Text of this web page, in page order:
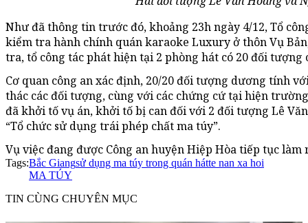
Như đã thông tin trước đó, khoảng 23h ngày 4/12, Tổ
kiểm tra hành chính quán karaoke Luxury ở thôn Vụ
tra, tổ công tác phát hiện tại 2 phòng hát có 20 đối
Cơ quan công an xác định, 20/20 đối tượng dương tính
thác các đối tượng, cùng với các chứng cứ tại hiện
đã khởi tố vụ án, khởi tố bị can đối với 2 đối tượng Lê
“Tổ chức sử dụng trái phép chất ma túy”.
Vụ việc đang được Công an huyện Hiệp Hòa tiếp tục làm
Tags:Bắc Giangsử dụng ma túy trong quán hátte nan xa hoi
MA TÚY
TIN CÙNG CHUYÊN MỤC